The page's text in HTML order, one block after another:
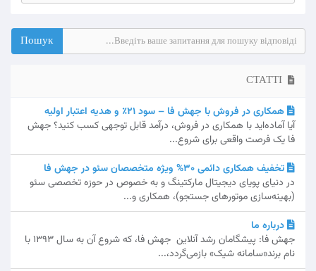
همکاری در فروش با جهش فا – سود ۲۱٪ و هدیه اعتبار اولیه
آیا آماده‌اید با همکاری در فروش، درآمد قابل توجهی کسب کنید؟ جهش
فا یک فرصت واقعی برای شروع...
تخفیف همکاری دائمی 30% ویژه متخصصان سئو در جهش فا
در دنیای پویای دیجیتال مارکتینگ و به خصوص در حوزه تخصصی سئو
(بهینه‌سازی موتورهای جستجو)، همکاری و...
درباره ما
جهش فا: پیشگامان رشد آنلاین جهش فا، که شروع آن به سال 1393 با
نام برند«سامانه شیک» بازمی‌گردد،...